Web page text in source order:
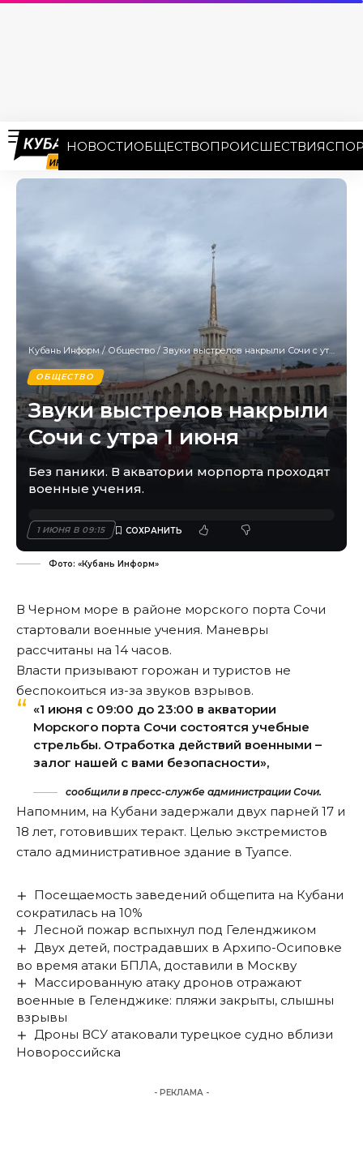
НОВОСТИОБЩЕСТВОПРОИСШЕСТВИЯ
Кубань Информ / Общество / Звуки выстрелов накрыли Сочи с утра 1 июня
ОБЩЕСТВО
Звуки выстрелов накрыли
Сочи с утра 1 июня
Без паники. В акватории морпорта проходят
военные учения.
1 ИЮНЯ В 09:15
Фото: «Кубань Информ»
В Черном море в районе морского порта Сочи
стартовали военные учения. Маневры
рассчитаны на 14 часов.
Власти призывают горожан и туристов не
беспокоиться из-за звуков взрывов.
«1 июня с 09:00 до 23:00 в акватории
Морского порта Сочи состоятся учебные
стрельбы. Отработка действий военными –
залог нашей с вами безопасности»,
сообщили в пресс-службе администрации Сочи.
Напомним, на Кубани задержали двух парней 17 и
18 лет, готовивших теракт. Целью экстремистов
стало административное здание в Туапсе.
Посещаемость заведений общепита на Кубани
сократилась на 10%
Лесной пожар вспыхнул под Геленджиком
Двух детей, пострадавших в Архипо-Осиповке
во время атаки БПЛА, доставили в Москву
Массированную атаку дронов отражают
военные в Геленджике: пляжи закрыты, слышны
взрывы
Дроны ВСУ атаковали турецкое судно вблизи
Новороссийска
- РЕКЛАМА -